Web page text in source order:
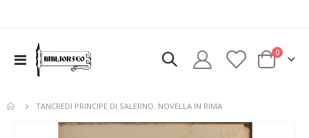
Toggle
Nav
Cart
0elementi
TANCREDI PRINCIPE DI SALERNO. NOVELLA IN RIMA